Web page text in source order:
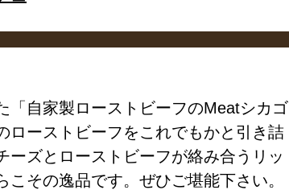
「 自家製ローストビーフのMeatシカゴ
ローストビーフをこれでもかと引き詰
ズとローストビーフが絡み合うリッ
その逸品です。ぜひご堪能下さい。